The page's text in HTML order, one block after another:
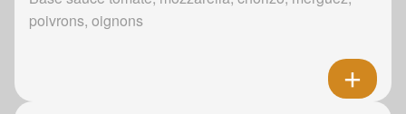
poivrons, oignons